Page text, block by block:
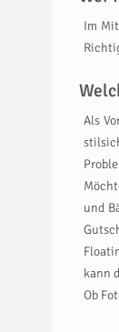
Im
Als
und
kann
Ob